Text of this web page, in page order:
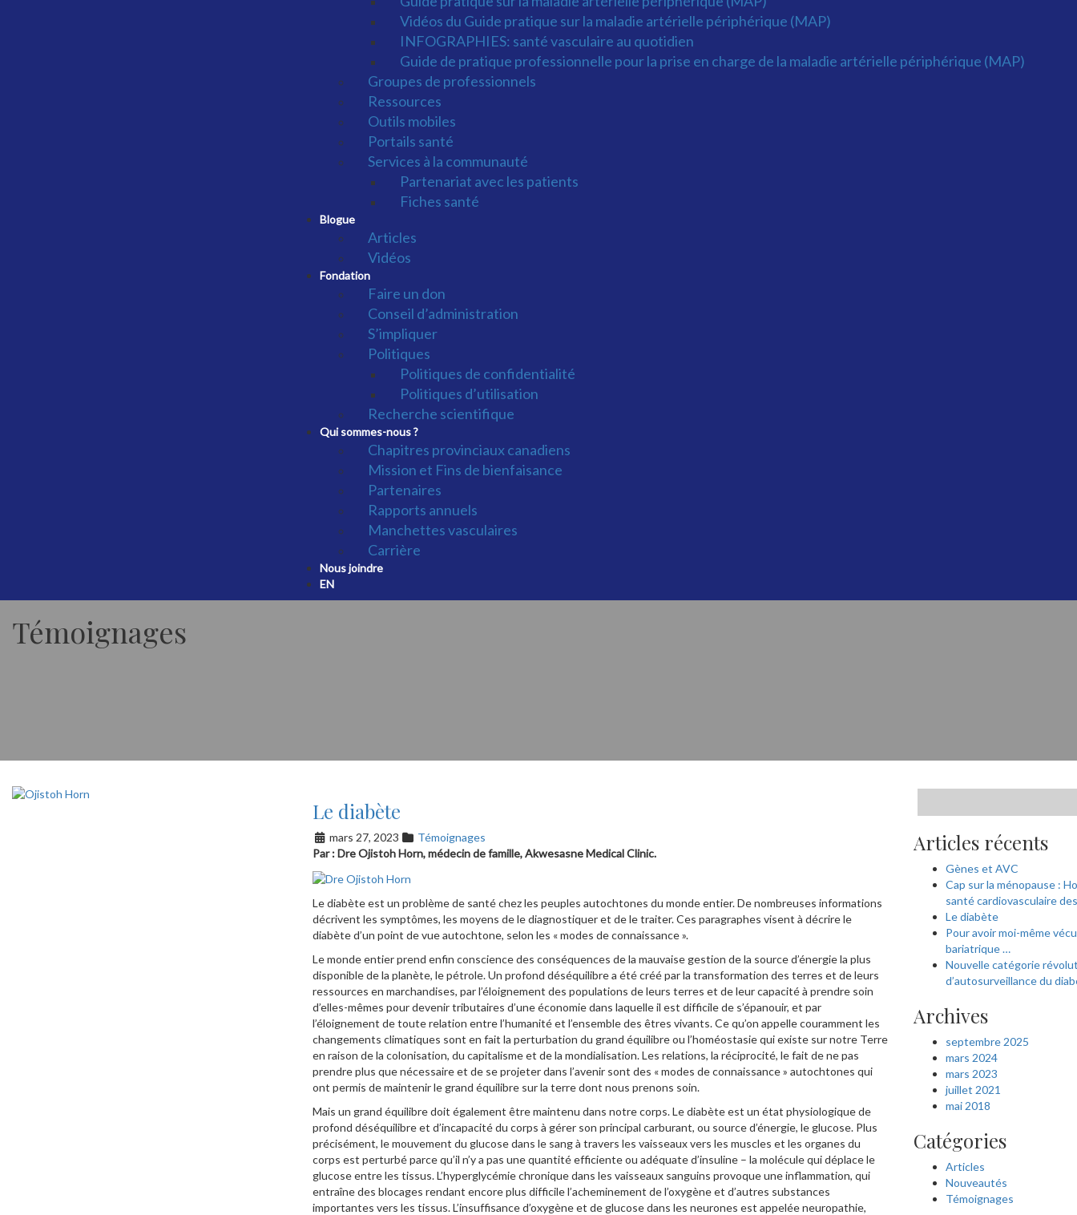
Vidéos du Guide pratique sur la maladie artérielle périphérique (MAP)
INFOGRAPHIES: santé vasculaire au quotidien
Guide de pratique professionnelle pour la prise en charge de la maladie artérielle périphérique (MAP)
Groupes de professionnels
Ressources
Outils mobiles
Portails santé
Services à la communauté
Partenariat avec les patients
Fiches santé
Blogue
Articles
Vidéos
Fondation
Faire un don
Conseil d’administration
S’impliquer
Politiques
Politiques de confidentialité
Politiques d’utilisation
Recherche scientifique
Qui sommes-nous ?
Chapitres provinciaux canadiens
Mission et Fins de bienfaisance
Partenaires
Rapports annuels
Manchettes vasculaires
Carrière
Nous joindre
EN
Témoignages
Le diabète
mars 27, 2023
Témoignages
Par : Dre Ojistoh Horn, médecin de famille, Akwesasne Medical Clinic.
Le diabète est un problème de santé chez les peuples autochtones du monde entier. De nombreuses informations
décrivent les symptômes, les moyens de le diagnostiquer et de le traiter. Ces paragraphes visent à décrire le
diabète d’un point de vue autochtone, selon les « modes de connaissance ».
Le monde entier prend enfin conscience des conséquences de la mauvaise gestion de la source d’énergie la plus
disponible de la planète, le pétrole. Un profond déséquilibre a été créé par la transformation des terres et de leurs
ressources en marchandises, par l’éloignement des populations de leurs terres et de leur capacité à prendre soin
d’elles-mêmes pour devenir tributaires d’une économie dans laquelle il est difficile de s’épanouir, et par
l’éloignement de toute relation entre l’humanité et l’ensemble des êtres vivants. Ce qu’on appelle couramment les
changements climatiques sont en fait la perturbation du grand équilibre ou l’homéostasie qui existe sur notre Terre
en raison de la colonisation, du capitalisme et de la mondialisation. Les relations, la réciprocité, le fait de ne pas
prendre plus que nécessaire et de se projeter dans l’avenir sont des « modes de connaissance » autochtones qui
ont permis de maintenir le grand équilibre sur la terre dont nous prenons soin.
Mais un grand équilibre doit également être maintenu dans notre corps. Le diabète est un état physiologique de
profond déséquilibre et d’incapacité du corps à gérer son principal carburant, ou source d’énergie, le glucose. Plus
précisément, le mouvement du glucose dans le sang à travers les vaisseaux vers les muscles et les organes du
corps est perturbé parce qu’il n’y a pas une quantité efficiente ou adéquate d’insuline – la molécule qui déplace le
glucose entre les tissus. L’hyperglycémie chronique dans les vaisseaux sanguins provoque une inflammation, qui
entraîne des blocages rendant encore plus difficile l’acheminement de l’oxygène et d’autres substances
importantes vers les tissus. L’insuffisance d’oxygène et de glucose dans les neurones est appelée neuropathie,
Articles récents
Gènes et AVC
Cap sur la ménopause :
santé cardiovasculaire
Le diabète
Pour avoir moi-même
bariatrique …
Nouvelle catégorie
d’autosurveillance du
Archives
septembre 2025
mars 2024
mars 2023
juillet 2021
mai 2018
Catégories
Articles
Nouveautés
Témoignages